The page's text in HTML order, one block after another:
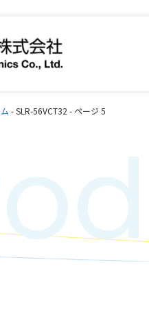
-SLR-56VCT32 - ページ 5